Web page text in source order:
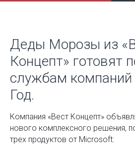
Деды Морозы из
Концепт» готовят
службам
Год.
Компания «Вест Концепт»
нового комплексного решения,
трех продуктов от Microsoft: